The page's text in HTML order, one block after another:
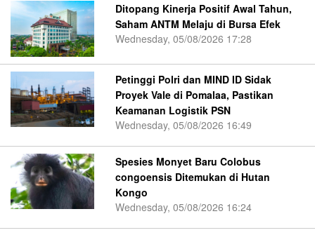
Ditopang Kinerja Positif Awal Tahun,
Saham ANTM Melaju di Bursa Efek
Wednesday, 05/08/2026 17:28
Petinggi Polri dan MIND ID Sidak
Proyek Vale di Pomalaa, Pastikan
Keamanan Logistik PSN
Wednesday, 05/08/2026 16:49
Spesies Monyet Baru Colobus
congoensis Ditemukan di Hutan
Kongo
Wednesday, 05/08/2026 16:24